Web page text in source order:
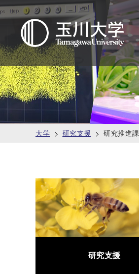
大学 研究支援 研究推進課
研究支援